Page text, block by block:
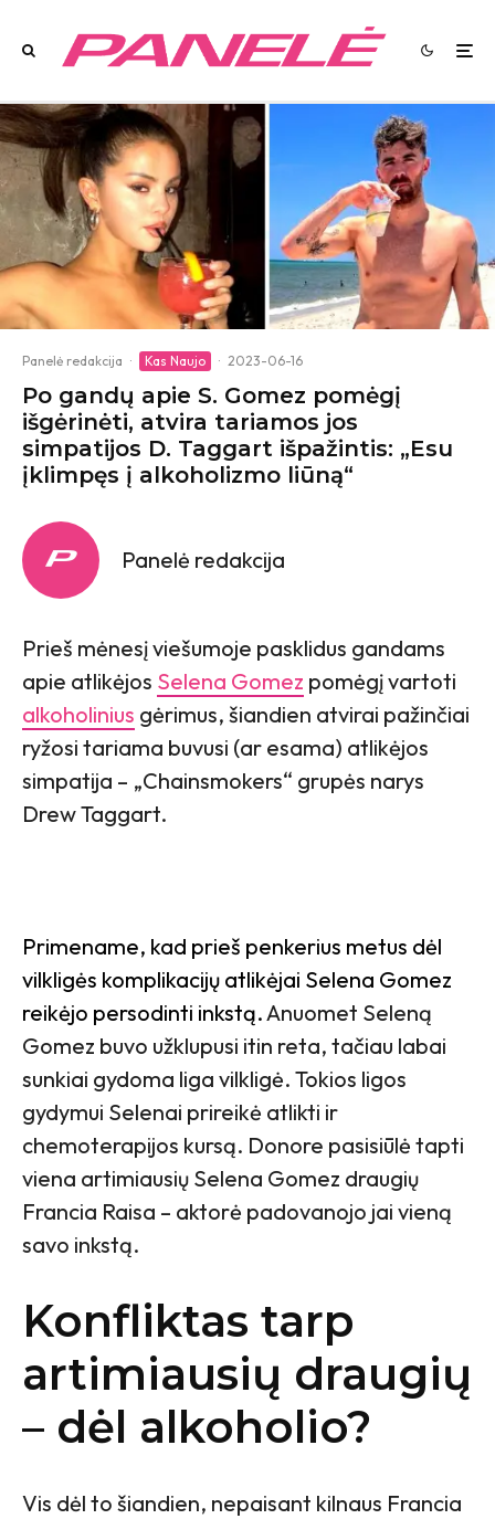
Panelė redakcija · Kas Naujo · 2023-06-16
Po gandų apie S. Gomez pomėgį
išgėrinėti, atvira tariamos jos
simpatijos D. Taggart išpažintis: „Esu
įklimpęs į alkoholizmo liūną“
Panelė redakcija
Prieš mėnesį viešumoje pasklidus gandams
apie atlikėjos Selena Gomez pomėgį vartoti
alkoholinius gėrimus, šiandien atvirai pažinčiai
ryžosi tariama buvusi (ar esama) atlikėjos
simpatija – „Chainsmokers“ grupės narys
Drew Taggart.
Primename, kad prieš penkerius metus dėl
vilkligės komplikacijų atlikėjai Selena Gomez
reikėjo persodinti inkstą.Anuomet Seleną
Gomez buvo užklupusi itin reta, tačiau labai
sunkiai gydoma liga vilkligė. Tokios ligos
gydymui Selenai prireikė atlikti ir
chemoterapijos kursą. Donore pasisiūlė tapti
viena artimiausių Selena Gomez draugių
Francia Raisa – aktorė padovanojo jai vieną
savo inkstą.
Konfliktas tarp
artimiausių draugių
– dėl alkoholio?
Vis dėl to šiandien, nepaisant kilnaus Francia